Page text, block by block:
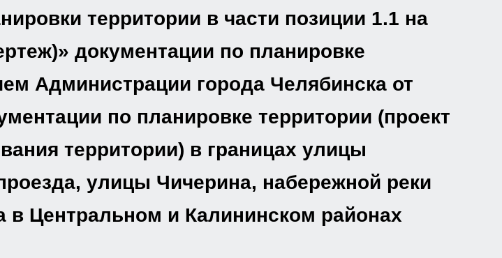
территории в части позиции 1.1 на
документации по планировке
Администрации города Челябинска от
по планировке территории (проект
территории) в границах улицы
улицы Чичерина, набережной реки
Центральном и Калининском районах